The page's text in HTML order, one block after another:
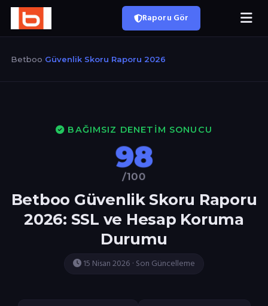
Raporu Gör
Betboo Güvenlik Skoru Raporu 2026
BAĞIMSIZ DENETIM SONUCU
98
/100
Betboo Güvenlik Skoru Raporu
2026: SSL ve Hesap Koruma
Durumu
15 Nisan 2026 · Son Güncelleme